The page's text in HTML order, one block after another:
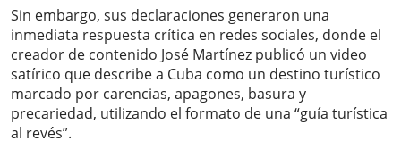
Sin embargo, sus declaraciones generaron una
inmediata respuesta crítica en redes sociales, donde el
creador de contenido José Martínez publicó un video
satírico que describe a Cuba como un destino turístico
marcado por carencias, apagones, basura y
precariedad, utilizando el formato de una “guía turística
al revés”.